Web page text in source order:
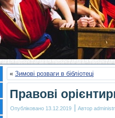
« Зимові розваги в бібліотеці
Правові
Опубліковано 13.12.2019 | Автор